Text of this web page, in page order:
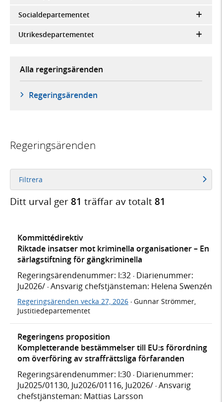
Socialdepartementet
Utrikesdepartementet
Alla regeringsärenden
Regeringsärenden
Regeringsärenden
Filtrera
Ditt urval ger81 träffar av totalt81
Kommittédirektiv
Riktade insatser mot kriminella organisationer – En
särlagstiftning för gängkriminella
Regeringsärendenummer: I:32 · Diarienummer:
Ju2026/ · Ansvarig chefstjänsteman: Helena Swenzén
Regeringsärenden vecka 27, 2026 · Gunnar Strömmer,
Justitiedepartementet
Regeringens proposition
Kompletterande bestämmelser till EU:s förordning
om överföring av straffrättsliga förfaranden
Regeringsärendenummer: I:30 · Diarienummer:
Ju2025/01130, Ju2026/01116, Ju2026/ · Ansvarig
chefstjänsteman: Mattias Larsson